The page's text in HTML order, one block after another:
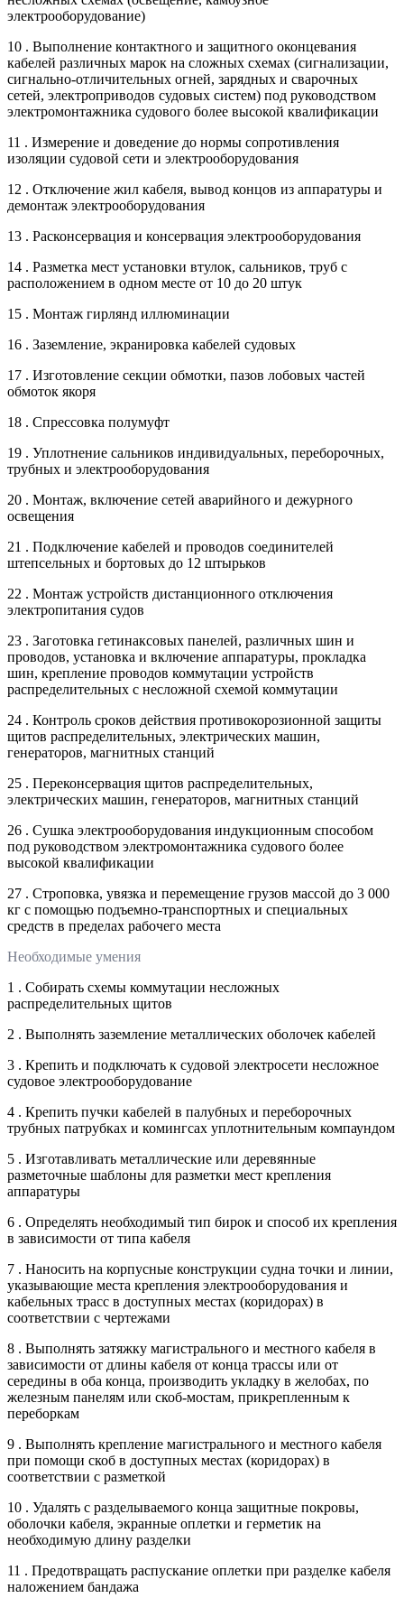
электрооборудование)
10 . Выполнение контактного и защитного оконцевания
кабелей различных марок на сложных схемах (сигнализации,
сигнально-отличительных огней, зарядных и сварочных
сетей, электроприводов судовых систем) под руководством
электромонтажника судового более высокой квалификации
11 . Измерение и доведение до нормы сопротивления
изоляции судовой сети и электрооборудования
12 . Отключение жил кабеля, вывод концов из аппаратуры и
демонтаж электрооборудования
13 . Расконсервация и консервация электрооборудования
14 . Разметка мест установки втулок, сальников, труб с
расположением в одном месте от 10 до 20 штук
15 . Монтаж гирлянд иллюминации
16 . Заземление, экранировка кабелей судовых
17 . Изготовление секции обмотки, пазов лобовых частей
обмоток якоря
18 . Спрессовка полумуфт
19 . Уплотнение сальников индивидуальных, переборочных,
трубных и электрооборудования
20 . Монтаж, включение сетей аварийного и дежурного
освещения
21 . Подключение кабелей и проводов соединителей
штепсельных и бортовых до 12 штырьков
22 . Монтаж устройств дистанционного отключения
электропитания судов
23 . Заготовка гетинаксовых панелей, различных шин и
проводов, установка и включение аппаратуры, прокладка
шин, крепление проводов коммутации устройств
распределительных с несложной схемой коммутации
24 . Контроль сроков действия противокорозионной защиты
щитов распределительных, электрических машин,
генераторов, магнитных станций
25 . Переконсервация щитов распределительных,
электрических машин, генераторов, магнитных станций
26 . Сушка электрооборудования индукционным способом
под руководством электромонтажника судового более
высокой квалификации
27 . Строповка, увязка и перемещение грузов массой до 3 000
кг с помощью подъемно-транспортных и специальных
средств в пределах рабочего места
Необходимые умения
1 . Собирать схемы коммутации несложных
распределительных щитов
2 . Выполнять заземление металлических оболочек кабелей
3 . Крепить и подключать к судовой электросети несложное
судовое электрооборудование
4 . Крепить пучки кабелей в палубных и переборочных
трубных патрубках и комингсах уплотнительным компаундом
5 . Изготавливать металлические или деревянные
разметочные шаблоны для разметки мест крепления
аппаратуры
6 . Определять необходимый тип бирок и способ их крепления
в зависимости от типа кабеля
7 . Наносить на корпусные конструкции судна точки и линии,
указывающие места крепления электрооборудования и
кабельных трасс в доступных местах (коридорах) в
соответствии с чертежами
8 . Выполнять затяжку магистрального и местного кабеля в
зависимости от длины кабеля от конца трассы или от
середины в оба конца, производить укладку в желобах, по
железным панелям или скоб-мостам, прикрепленным к
переборкам
9 . Выполнять крепление магистрального и местного кабеля
при помощи скоб в доступных местах (коридорах) в
соответствии с разметкой
10 . Удалять с разделываемого конца защитные покровы,
оболочки кабеля, экранные оплетки и герметик на
необходимую длину разделки
11 . Предотвращать распускание оплетки при разделке кабеля
наложением бандажа